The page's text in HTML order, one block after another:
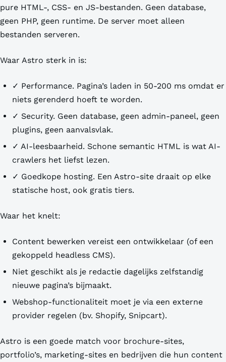
pure HTML-, CSS- en JS-bestanden. Geen database,
geen PHP, geen runtime. De server moet alleen
bestanden serveren.
Waar Astro sterk in is:
✓ Performance. Pagina’s laden in 50-200 ms omdat er
niets gerenderd hoeft te worden.
✓ Security. Geen database, geen admin-paneel, geen
plugins, geen aanvalsvlak.
✓ AI-leesbaarheid. Schone semantic HTML is wat AI-
crawlers het liefst lezen.
✓ Goedkope hosting. Een Astro-site draait op elke
statische host, ook gratis tiers.
Waar het knelt:
Content bewerken vereist een ontwikkelaar (of een
gekoppeld headless CMS).
Niet geschikt als je redactie dagelijks zelfstandig
nieuwe pagina’s bijmaakt.
Webshop-functionaliteit moet je via een externe
provider regelen (bv. Shopify, Snipcart).
Astro is een goede match voor brochure-sites,
portfolio’s, marketing-sites en bedrijven die hun content